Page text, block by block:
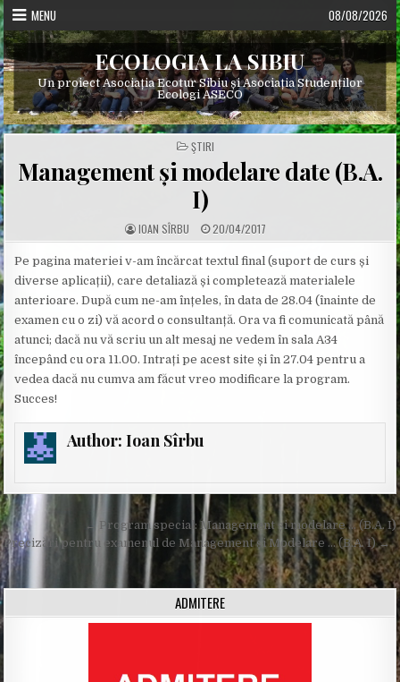
Skip
to
content
MENU 08/08/2026
ECOLOGIA LA SIBIU
Un proiect Asociația Ecotur Sibiu și Asociația Studenților
Ecologi ASECO
POSTED
IN
ŞTIRI
Management și modelare date (B.A.
I)
A
U
H
R
IOAN SÎRBU P
U
L
S
E
D
A
T
E
:
20/04/2017
Pe pagina materiei v-am încărcat textul final (suport de curs și
diverse aplicații), care detaliază și completează materialele
anterioare. După cum ne-am înțeles, în data de 28.04 (înainte de
examen cu o zi) vă acord o consultanță. Ora va fi comunicată până
atunci; dacă nu vă scriu un alt mesaj ne vedem în sala A34
începând cu ora 11.00. Intrați pe acest site și în 27.04 pentru a
vedea dacă nu cumva am făcut vreo modificare la program.
Succes!
Author: Ioan Sîrbu
Post
navigation
← Program special: Management și modelare … (B.A. I)
Precizări pentru examenul de Management și Modelare … (B.A. I) →
ADMITERE